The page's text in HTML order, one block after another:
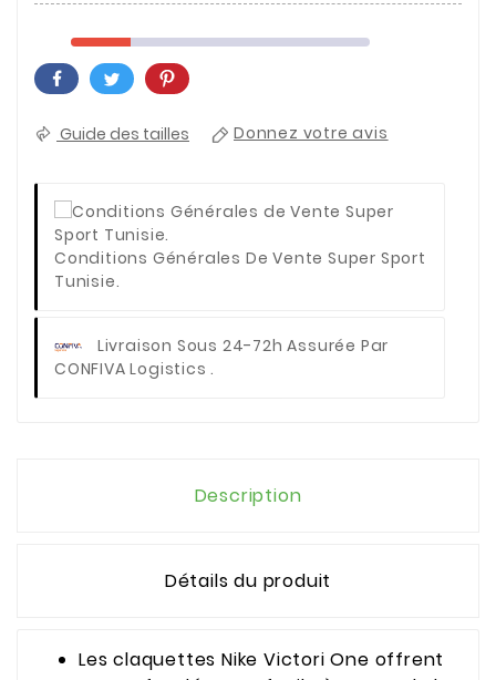
Guide des tailles Donnez votre avis
Conditions Générales De Vente Super Sport
Tunisie.
Livraison Sous 24-72h Assurée Par
CONFIVA Logistics .
Description
Détails du produit
Les claquettes Nike Victori One offrent